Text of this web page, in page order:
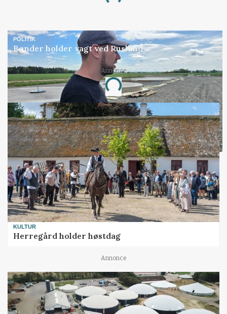
POLITIK
Bønder holder vagt ved Rusland
Annonce
Loading...
KULTUR
Herregård holder høstdag
Annonce